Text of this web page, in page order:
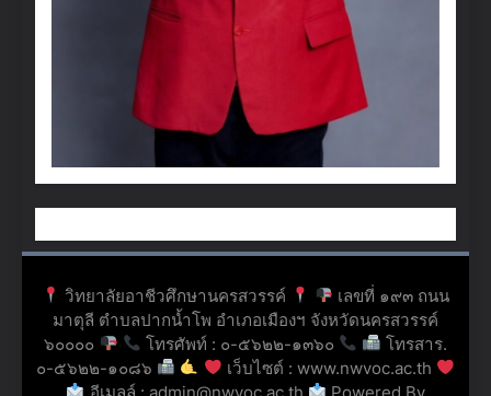
วิทยาลัยอาชีวศึกษานครสวรรค์
เลขที่ ๑๙๓ ถนน
มาตุลี ตำบลปากน้ำโพ อำเภอเมืองฯ จังหวัดนครสวรรค์
๖๐๐๐๐
โทรศัพท์ : ๐-๕๖๒๒-๑๓๖๐
โทรสาร.
๐-๕๖๒๒-๑๐๘๖
เว็บไซต์ : www.nwvoc.ac.th
อีเมลล์ : admin@nwvoc.ac.th
Powered By